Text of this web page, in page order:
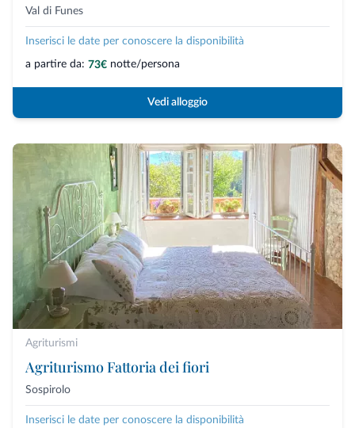
Val di Funes
Inserisci le date per conoscere la disponibilità
a partire da: 73€ notte/persona
Vedi alloggio
Agriturismi
Agriturismo Fattoria dei fiori
Sospirolo
Inserisci le date per conoscere la disponibilità